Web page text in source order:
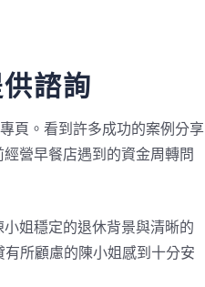
諮詢
頁。看到許多成功的案例分享
營早餐店遇到的資金周轉問
姐穩定的退休背景與清晰的
所顧慮的陳小姐感到十分安